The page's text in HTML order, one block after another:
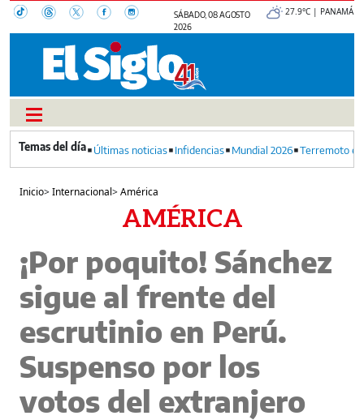
SÁBADO, 08 AGOSTO
2026
27.9°C | PANAMÁ
Últimas noticias Infidencias Mundial 2026 Terremoto
Inicio>Internacional>América
AMÉRICA
¡Por poquito! Sánchez
sigue al frente del
escrutinio en Perú.
Suspenso por los
votos del extranjero